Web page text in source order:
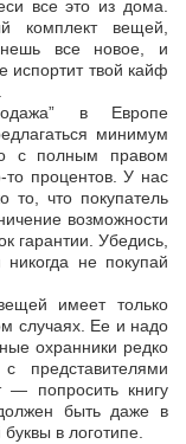
все это из дома.
комплект вещей,
все новое, и
твой кайф
в Европе
минимум
с полным правом
процентов. У нас
то, что покупатель
возможности
гарантии. Убедись,
не покупай
имеет только
случаях. Ее и надо
охранники редко
представителями
— попросить книгу
быть даже в
в логотипе.